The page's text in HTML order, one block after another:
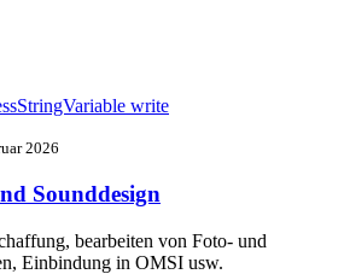
write
2026
Sounddesign
bearbeiten von Foto- und
Einbindung in OMSI usw.